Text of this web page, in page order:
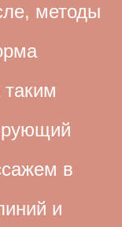
методы
таким
в
и